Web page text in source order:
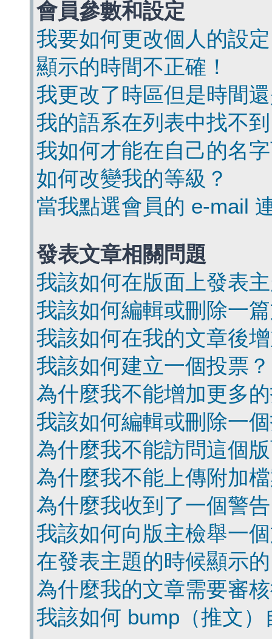
會員參數和設定
我要如何更改個人的設
顯示的時間不正確！
我更改了時區但是時間
我的語系在列表中找不
我如何才能在自己的名
如何改變我的等級？
當我點選會員的 e-mail
發表文章相關問題
我該如何在版面上發表
我該如何編輯或刪除一
我該如何在我的文章後
我該如何建立一個投票？
為什麼我不能增加更多
我該如何編輯或刪除一
為什麼我不能訪問這個
為什麼我不能上傳附加
為什麼我收到了一個警
我該如何向版主檢舉一
在發表主題的時候顯示
為什麼我的文章需要審
我該如何 bump（推文